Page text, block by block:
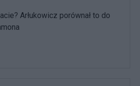
Arłukowicz porównał to do